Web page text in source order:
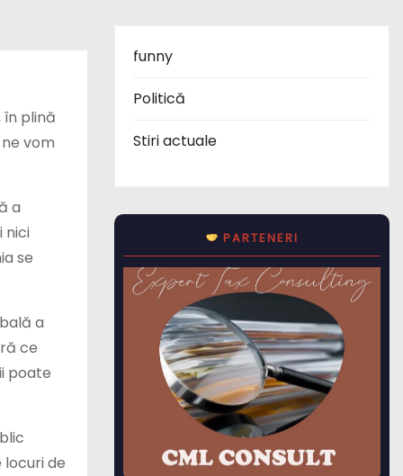
plină
vom
a
nici
se
a
ce
poate
de
funny
Politică
Stiri actuale
PARTENERI